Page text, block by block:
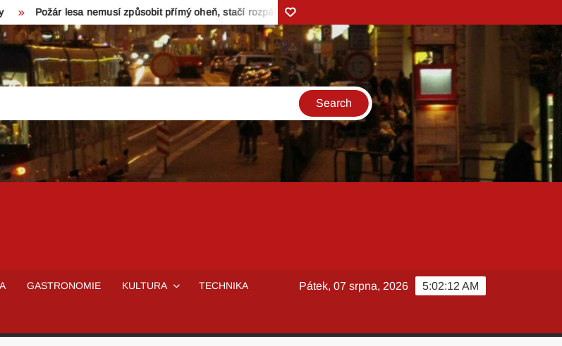
lesa nemusí způsobit přímý oheň, stačí rozpálený turistický vařičZonerama
GASTRONOMIE KULTURA TECHNIKA 5:02:14 AM
Pátek, 07 srpna, 2026